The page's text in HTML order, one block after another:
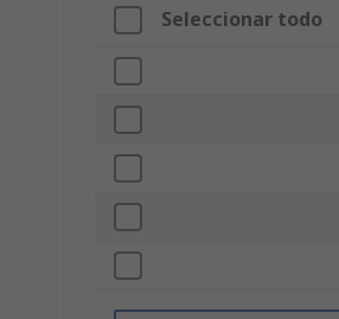
Seleccionar todo